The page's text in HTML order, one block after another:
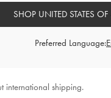
SHOP UNITED STATES
Preferred Language:
international shipping.